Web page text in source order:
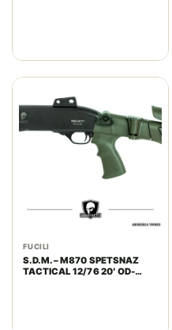
FUCILI
S.D.M. – M870 SPETSNAZ
TACTICAL 12/76 20′ OD-